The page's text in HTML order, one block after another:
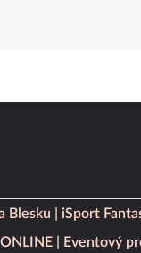
Blesku iSport
Eventový